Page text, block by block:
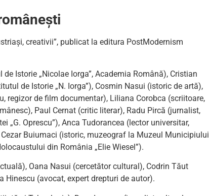
creativii”, publicat la editura PostModernism
Istorie „Nicolae Iorga”, Academia Română), Cristian
de Istorie „N. Iorga”), Cosmin Nasui (istoric de artă),
regizor de film documentar), Liliana Corobca (scriitoare,
Paul Cernat (critic literar), Radu Pircă (jurnalist,
Oprescu”), Anca Tudorancea (lector universitar,
Buiumaci (istoric, muzeograf la Muzeul Municipiului
din România „Elie Wiesel”).
Oana Nasui (cercetător cultural), Codrin Tăut
Hinescu (avocat, expert drepturi de autor).